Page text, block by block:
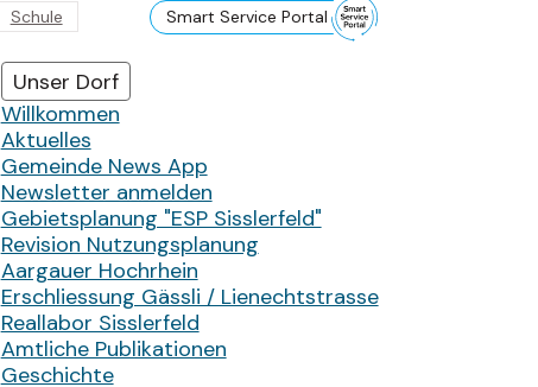
Schule Smart Service Portal
Hauptnavigation
Unser Dorf
Willkommen
Aktuelles
Gemeinde News App
Newsletter anmelden
Gebietsplanung "ESP Sisslerfeld"
Revision Nutzungsplanung
Aargauer Hochrhein
Erschliessung Gässli / Lienechtstrasse
Reallabor Sisslerfeld
Amtliche Publikationen
Geschichte